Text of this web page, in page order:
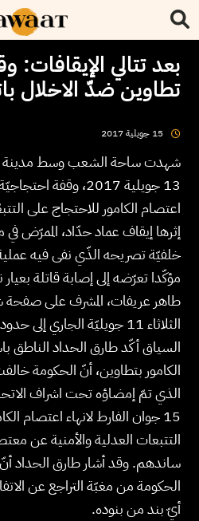
بعد تتالي الإيقافات:
تطاوين ضدّ الاخلال باتفاق
15 جويلية2017
شهدت ساحة الشعب وسط
13 جويلية 2017،
اعتصام الكامور للاحتجاج على
إثرها إيقاف عماد حدّاد، الممرّض
خلفيّة تصريحه الذّي نفى فيه
مؤكّدا تعرّضه إلى إصابة قاتلة
طاهر عريفات، المشرف على صفحة
الثلاثاء 11 جويليّة الجاري
السياق أكّد طارق الحداد الناطق
الكامور بتطاوين، أنّ الحكومة
الذي تمّ إمضاؤه تحت اشراف
15 جوان الفارط لانهاء اعتصام
التتبعات العدلية والأمنية عن
ساندهم. وقد أشار طارق الحداد أنّ
الحكومة من مغبّة التراجع عن
أيّ بند من بنوده.